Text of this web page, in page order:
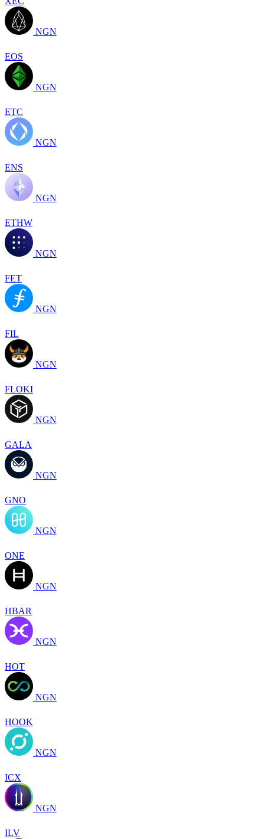
NGN
EOS
NGN
ETC
NGN
ENS
NGN
ETHW
NGN
FET
NGN
FIL
NGN
FLOKI
NGN
GALA
NGN
GNO
NGN
ONE
NGN
HBAR
NGN
HOT
NGN
HOOK
NGN
ICX
NGN
ILV